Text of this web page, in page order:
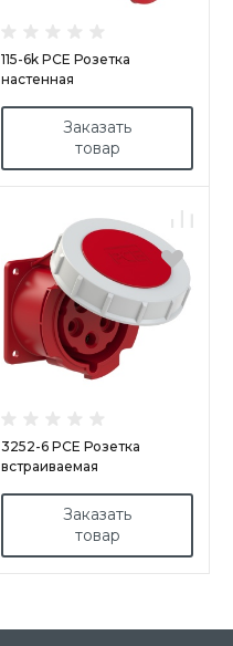
115-6k PCE Розетка
настенная
Заказать
товар
3252-6 PCE Розетка
встраиваемая
фланец 75x75Заказать
товар